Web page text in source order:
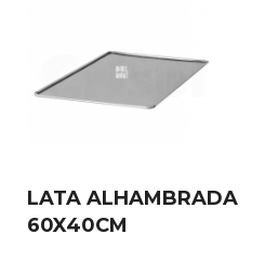
LATA ALHAMBRADA
60X40CM